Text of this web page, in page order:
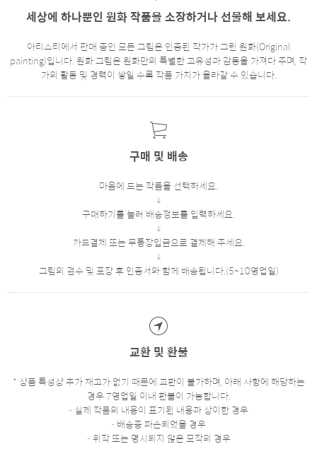
세상에 하나뿐인 원화 작품을 소장하거나 선물해 보세요.
아티스티에서 판매 중인 모든 그림은 인증된 작가가 그린 원화(Original
painting)입니다. 원화 그림은 원화만의 특별한 고유성과 감동을 가져다 주며, 작
가의 활동 및 경력이 쌓일 수록 작품 가치가 올라갈 수 있습니다.
구매 및 배송
마음에 드는 작품을 선택하세요.
구매하기를 눌러 배송정보를 입력하세요.
카드결제 또는 무통장입금으로 결제해 주세요.
그림의 검수 및 포장 후 인증서와 함께 배송됩니다.(5~10영업일)
교환 및 환불
* 상품 특성상 추가 재고가 없기 때문에 교환이 불가하며, 아래 사항에 해당하는
경우 7영업일 이내 환불이 가능합니다.
- 실제 작품의 내용이 표기된 내용과 상이한 경우
- 배송중 파손되었을 경우
- 위작 또는 명시되지 않은 모작의 경우